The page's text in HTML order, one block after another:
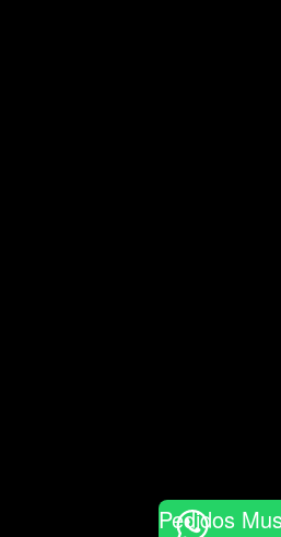
Pedidos